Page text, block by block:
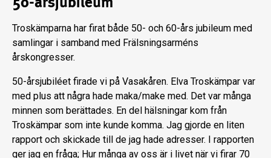
Troskämparna har firat både 50- och 60-års jubileum med
samlingar i samband med Frälsningsarméns
årskongresser.
50-årsjubiléet firade vi på Vasakåren. Elva Troskämpar var
med plus att några hade maka/make med. Det var många
minnen som berättades. En del hälsningar kom från
Troskämpar som inte kunde komma. Jag gjorde en liten
rapport och skickade till de jag hade adresser. I rapporten
ger jag en fråga; Hur många av oss är i livet när vi firar 70